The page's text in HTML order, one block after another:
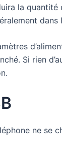
la quantité
dans
Si rien
ne se